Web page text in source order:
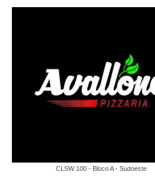
CLSW 100 - Bloco A - Sudoeste